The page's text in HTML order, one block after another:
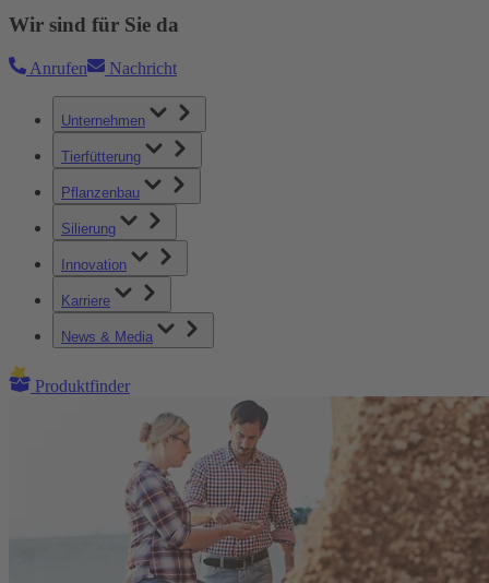
Wir sind für Sie da
Anrufen Nachricht
Unternehmen
Tierfütterung
Pflanzenbau
Silierung
Innovation
Karriere
News & Media
Produktfinder